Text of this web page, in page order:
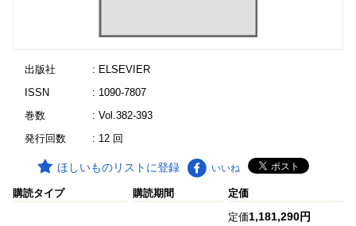
出版社
: ELSEVIER
ISSN
: 1090-7807
巻数
: Vol.382-393
発行回数
: 12 回
ほしいものリストに登録 いいね
購読タイプ 購読期間 定価
定価1,181,290円